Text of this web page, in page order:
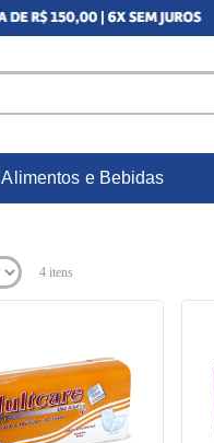
Alimentos e Bebidas
4itens